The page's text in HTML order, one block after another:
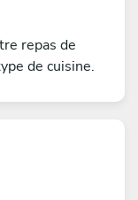
repas de
de cuisine.